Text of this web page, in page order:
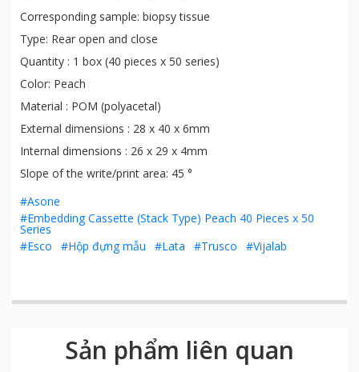
Corresponding sample: biopsy tissue
Type: Rear open and close
Quantity : 1 box (40 pieces x 50 series)
Color: Peach
Material : POM (polyacetal)
External dimensions : 28 x 40 x 6mm
Internal dimensions : 26 x 29 x 4mm
Slope of the write/print area: 45 °
#Asone
#Embedding Cassette (Stack Type) Peach 40 Pieces x 50
Series
#Esco
#Hộp đựng mẫu #Lata #Trusco #Vijalab
Sản phẩm liên quan